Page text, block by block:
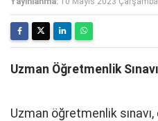
Uzman Öğretmenlik
Uzman öğretmenlik